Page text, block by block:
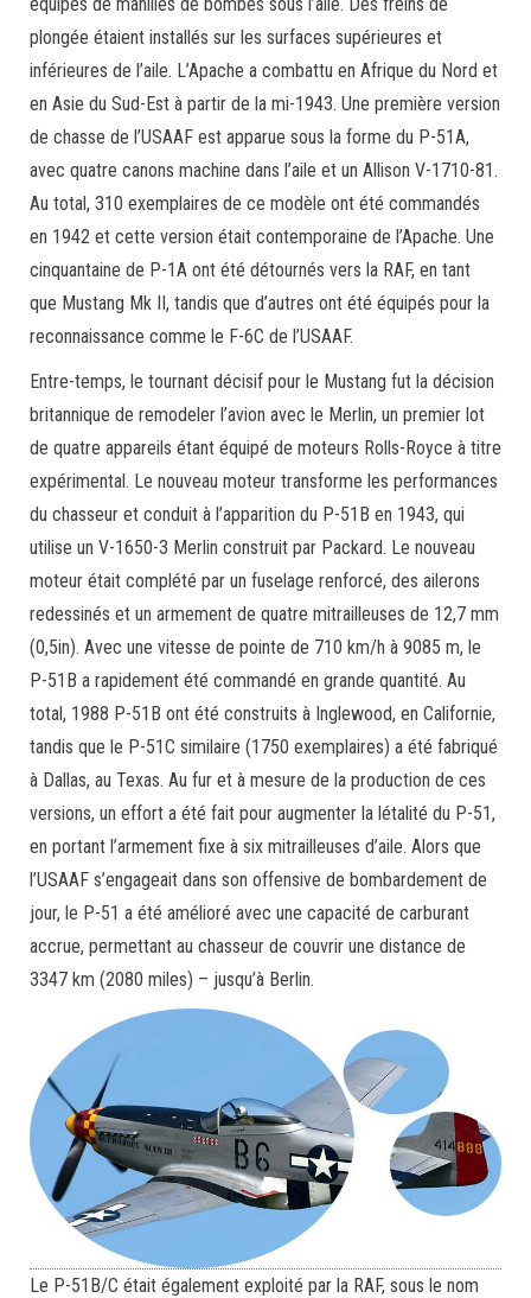
plongée étaient installés sur les surfaces supérieures et
inférieures de l’aile. L’Apache a combattu en Afrique du Nord et
en Asie du Sud-Est à partir de la mi-1943. Une première version
de chasse de l’USAAF est apparue sous la forme du P-51A,
avec quatre canons machine dans l’aile et un Allison V-1710-81.
Au total, 310 exemplaires de ce modèle ont été commandés
en 1942 et cette version était contemporaine de l’Apache. Une
cinquantaine de P-1A ont été détournés vers la RAF, en tant
que Mustang Mk II, tandis que d’autres ont été équipés pour la
reconnaissance comme le F-6C de l’USAAF.
Entre-temps, le tournant décisif pour le Mustang fut la décision
britannique de remodeler l’avion avec le Merlin, un premier lot
de quatre appareils étant équipé de moteurs Rolls-Royce à titre
expérimental. Le nouveau moteur transforme les performances
du chasseur et conduit à l’apparition du P-51B en 1943, qui
utilise un V-1650-3 Merlin construit par Packard. Le nouveau
moteur était complété par un fuselage renforcé, des ailerons
redessinés et un armement de quatre mitrailleuses de 12,7 mm
(0,5in). Avec une vitesse de pointe de 710 km/h à 9085 m, le
P-51B a rapidement été commandé en grande quantité. Au
total, 1988 P-51B ont été construits à Inglewood, en Californie,
tandis que le P-51C similaire (1750 exemplaires) a été fabriqué
à Dallas, au Texas. Au fur et à mesure de la production de ces
versions, un effort a été fait pour augmenter la létalité du P-51,
en portant l’armement fixe à six mitrailleuses d’aile. Alors que
l’USAAF s’engageait dans son offensive de bombardement de
jour, le P-51 a été amélioré avec une capacité de carburant
accrue, permettant au chasseur de couvrir une distance de
3347 km (2080 miles) – jusqu’à Berlin.
Le P-51B/C était également exploité par la RAF, sous le nom